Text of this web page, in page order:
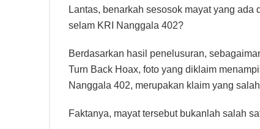
Lantas, benarkah sesosok mayat yang ada
selam KRI Nanggala 402?
Berdasarkan hasil penelusuran,
Turn Back Hoax, foto yang diklaim
Nanggala 402, merupakan klaim yang
Faktanya, mayat tersebut bukanlah salah